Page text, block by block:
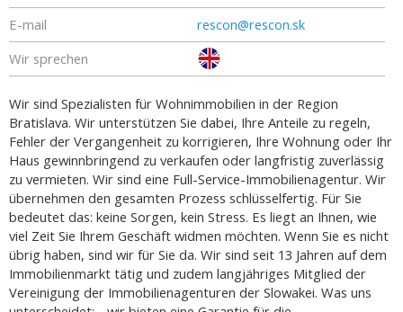
E-mail
rescon@rescon.sk
Wir sprechen
Wir sind Spezialisten für Wohnimmobilien in der Region
Bratislava. Wir unterstützen Sie dabei, Ihre Anteile zu regeln,
Fehler der Vergangenheit zu korrigieren, Ihre Wohnung oder Ihr
Haus gewinnbringend zu verkaufen oder langfristig zuverlässig
zu vermieten. Wir sind eine Full-Service-Immobilienagentur. Wir
übernehmen den gesamten Prozess schlüsselfertig. Für Sie
bedeutet das: keine Sorgen, kein Stress. Es liegt an Ihnen, wie
viel Zeit Sie Ihrem Geschäft widmen möchten. Wenn Sie es nicht
übrig haben, sind wir für Sie da. Wir sind seit 13 Jahren auf dem
Immobilienmarkt tätig und zudem langjähriges Mitglied der
Vereinigung der Immobilienagenturen der Slowakei. Was uns